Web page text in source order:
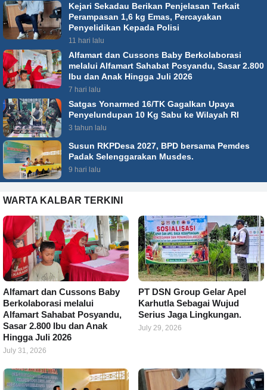
Kejari Sekadau Berikan Penjelasan Terkait
Perampasan 1,6 kg Emas, Percayakan
Penyelidikan Kepada Polisi
11 hari lalu
Alfamart dan Cussons Baby Berkolaborasi
melalui Alfamart Sahabat Posyandu, Sasar 2.800
Ibu dan Anak Hingga Juli 2026
7 hari lalu
Satgas Yonarmed 16/TK Gagalkan Upaya
Penyelundupan 10 Kg Sabu ke Wilayah RI
3 tahun lalu
Susun RKPDesa 2027, BPD bersama Pemdes
Padak Selenggarakan Musdes.
9 hari lalu
WARTA KALBAR TERKINI
Alfamart dan Cussons Baby
Berkolaborasi melalui
Alfamart Sahabat Posyandu,
Sasar 2.800 Ibu dan Anak
Hingga Juli 2026
July 31, 2026
PT DSN Group Gelar Apel
Karhutla Sebagai Wujud
Serius Jaga Lingkungan.
July 29, 2026